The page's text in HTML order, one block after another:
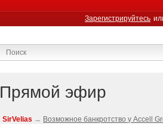
Зарегистрируйтесь
Прямой эфир
SirVelias → Возможное банкротство у Accell